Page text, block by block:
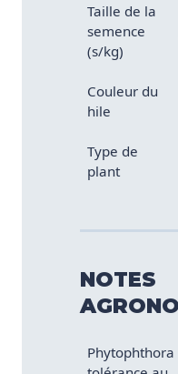
Taille de la
semence
(s/kg)
Couleur du
hile
Type de
plant
NOTES
Phytophthora